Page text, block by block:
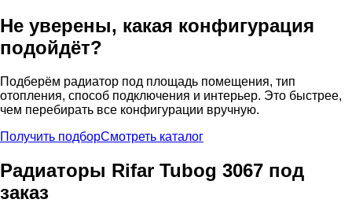
Не уверены, какая конфигурация
подойдёт?
Подберём радиатор под площадь помещения, тип
отопления, способ подключения и интерьер. Это быстрее,
чем перебирать все конфигурации вручную.
Получить подборСмотреть каталог
Радиаторы Rifar Tubog 3067 под
заказ